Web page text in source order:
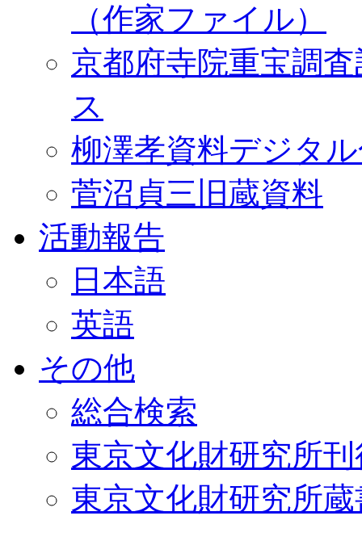
（作家ファイル）
京都府寺院重宝調
ス
柳澤孝資料デジタ
菅沼貞三旧蔵資料
活動報告
日本語
英語
その他
総合検索
東京文化財研究所
東京文化財研究所